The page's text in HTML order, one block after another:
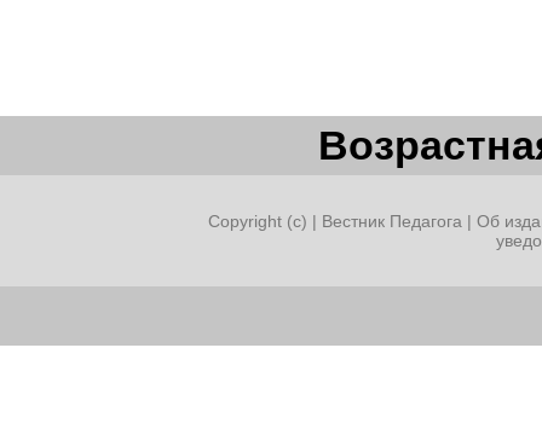
Copyright (c) | Вестник Педагога | Об